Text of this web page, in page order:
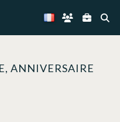
ANNIVERSAIRE